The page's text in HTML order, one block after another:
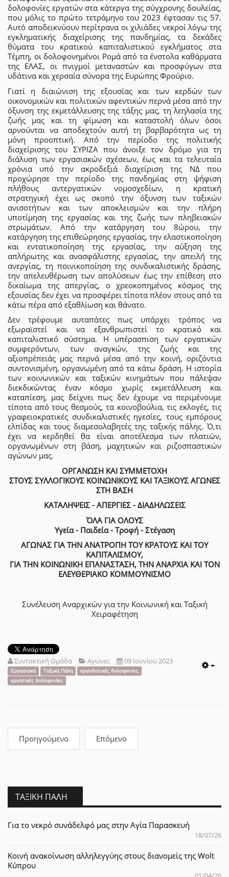
δολοφονίες εργατών στα κάτεργα της σύγχρονης δουλείας,
που μόλις το πρώτο τετράμηνο του 2023 έφτασαν τις 57.
Αυτό αποδεικνύουν περίτρανα οι χιλιάδες νεκροί λόγω της
εγκληματικής διαχείρισης της πανδημίας, τα δεκάδες
θύματα του κρατικού καπιταλιστικού εγκλήματος στα
Τέμπη, οι δολοφονημένοι Ρομά από τα ένστολα καθάρματα
της ΕΛΑΣ, οι πνιγμοί μεταναστών και προσφύγων στα
υδάτινα και χερσαία σύνορα της Ευρώπης Φρούριο.
Γιατί η διαιώνιση της εξουσίας και των κερδών των
οικονομικών και πολιτικών αφεντικών περνά μέσα από την
όξυνση της εκμετάλλευσης της τάξης μας, τη λεηλασία της
ζωής μας και τη φίμωση και καταστολή όλων όσοι
αρνούνται να αποδεχτούν αυτή τη βαρβαρότητα ως τη
μόνη προοπτική. Από την περίοδο της πολιτικής
διαχείρισης του ΣΥΡΙΖΑ που άνοιξε τον δρόμο για τη
διάλυση των εργασιακών σχέσεων, έως και τα τελευταία
χρόνια υπό την ακροδεξιά διαχείριση της ΝΔ που
προχώρησε την περίοδο της πανδημίας στη ψήφιση
πλήθους αντεργατικών νομοσχεδίων, η κρατική
στρατηγική έχει ως σκοπό την όξυνση των ταξικών
ανισοτήτων και των αποκλεισμών και την πλήρη
υποτίμηση της εργασίας και της ζωής των πληβειακών
στρωμάτων. Από την κατάργηση του 8ώρου, την
κατάργηση της επιθεώρησης εργασίας, την ελαστικοποίηση
και εντατικοποίηση της εργασίας, την αύξηση της
απλήρωτης και ανασφάλιστης εργασίας, την απειλή της
ανεργίας, τη ποινικοποίηση της συνδικαλιστικής δράσης,
την απελευθέρωση των απολύσεων έως την επίθεση στο
δικαίωμα της απεργίας, ο χρεοκοπημένος κόσμος της
εξουσίας δεν έχει να προσφέρει τίποτα πλέον στους από τα
κάτω πέρα από εξαθλίωση και θάνατο.
Δεν τρέφουμε αυταπάτες πως υπάρχει τρόπος να
εξωραϊστεί και να εξανθρωπιστεί το κρατικό και
καπιταλιστικό σύστημα. Η υπέρασπιση των εργατικών
συμφερόντων, των αναγκών, της ζωής και της
αξιοπρέπειάς μας περνά μέσα από την κοινή, οριζόντια
συντονισμένη, οργανωμένη από τα κάτω δράση. Η ιστορία
των κοινωνικών και ταξικών κινημάτων που πάλεψαν
διεκδικώντας έναν κόσμο χωρίς εκμετάλλευση και
καταπίεση, μας δείχνει πως δεν έχουμε να περιμένουμε
τίποτα από τους θεσμούς, τα κοινοβούλια, τις εκλογές, τις
γραφειοκρατικές συνδικαλιστικές ηγεσίες, τους εμπόρους
ελπίδας και τους διαμεσολαβητές της ταξικής πάλης. Ό,τι
έχει να κερδηθεί θα είναι αποτέλεσμα των πλατιών,
οργανωμένων στη βάση, μαχητικών και ριζοσπαστικών
αγώνων μας.
ΟΡΓΑΝΩΣΗ ΚΑΙ ΣΥΜΜΕΤΟΧΗ
ΣΤΟΥΣ ΣΥΛΛΟΓΙΚΟΥΣ ΚΟΙΝΩΝΙΚΟΥΣ ΚΑΙ ΤΑΞΙΚΟΥΣ ΑΓΩΝΕΣ
ΣΤΗ ΒΑΣΗ
ΚΑΤΑΛΗΨΕΙΣ - ΑΠΕΡΓΙΕΣ - ΔΙΑΔΗΛΩΣΕΙΣ
ΌΛΑ ΓΙΑ ΟΛΟΥΣ
Υγεία - Παιδεία - Τροφή - Στέγαση
ΑΓΩΝΑΣ ΓΙΑ ΤΗΝ ΑΝΑΤΡΟΠΗ ΤΟΥ ΚΡΑΤΟΥΣ ΚΑΙ ΤΟΥ
ΚΑΠΙΤΑΛΙΣΜΟΥ,
ΓΙΑ ΤΗΝ ΚΟΙΝΩΝΙΚΗ ΕΠΑΝΑΣΤΑΣΗ, ΤΗΝ ΑΝΑΡΧΙΑ ΚΑΙ ΤΟΝ
ΕΛΕΥΘΕΡΙΑΚΟ ΚΟΜΜΟΥΝΙΣΜΟ
Συνέλευση Αναρχικών για την Κοινωνική και Ταξική
Χειραφέτηση
Συντακτική Ομάδα Αγώνες 09 Ιουνίου 2023
Εργασιακά Ταξική Πάλη
εργοδοτικές δολοφονίες
εργατικές δολοφονίες
Προηγούμενο Επόμενο
ΤΑΞΙΚΉ ΠΆΛΗ
Για το νεκρό συνάδελφό μας στην Αγία Παρασκευή
18/07/26
Κοινή ανακοίνωση αλληλεγγύης στους διανομείς της Wolt
Κύπρου